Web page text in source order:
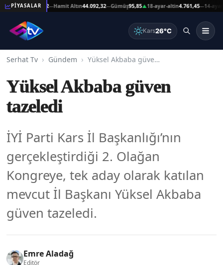
PİYASALAR
44.092,32—Hamit Altın44.092,32—Gümüş95,85▲18-ayar-altin4.761,45—14-ayar-altin
Kars26°C
Serhat Tv Gündem Yüksel Akbaba güven tazeledi
Yüksel Akbaba güven
tazeledi
İYİ Parti Kars İl Başkanlığı’nın
gerçekleştirdiği 2. Olağan
Kongreye, tek aday olarak katılan
mevcut İl Başkanı Yüksel Akbaba
güven tazeledi.
Emre Aladağ
Editör